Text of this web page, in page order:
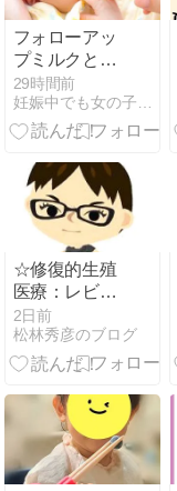
フォローアッ
プミルクと虫
歯の関係！寝
る前に知って
おくべき事実
29時間前
☆修復的生殖
医療：レビュ
ー
2日前
松林秀彦のブログ